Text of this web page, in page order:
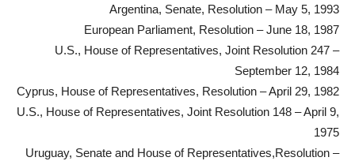
Argentina, Senate, Resolution – May 5, 1993
European Parliament, Resolution – June 18, 1987
U.S., House of Representatives, Joint Resolution 247 –
September 12, 1984
Cyprus, House of Representatives, Resolution – April 29, 1982
U.S., House of Representatives, Joint Resolution 148 – April 9,
1975
Uruguay, Senate and House of Representatives,Resolution –